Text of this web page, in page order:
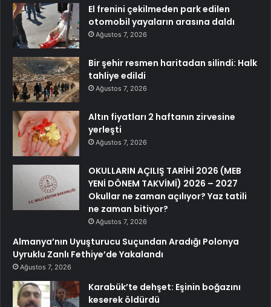
El frenini çekilmeden park edilen
otomobil yayaların arasına daldı
Ağustos 7, 2026
Bir şehir resmen haritadan silindi: Halk
tahliye edildi
Ağustos 7, 2026
Altın fiyatları 2 haftanın zirvesine
yerleşti
Ağustos 7, 2026
OKULLARIN AÇILIŞ TARİHİ 2026 (MEB
YENİ DÖNEM TAKVİMİ) 2026 – 2027
Okullar ne zaman açılıyor? Yaz tatili
ne zaman bitiyor?
Ağustos 7, 2026
Almanya’nın Uyuşturucu Suçundan Aradığı Polonya
Uyruklu Zanlı Fethiye’de Yakalandı
Ağustos 7, 2026
Karabük’te dehşet: Eşinin boğazını
keserek öldürdü